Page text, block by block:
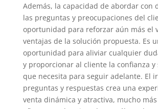
Además, la capacidad de abordar con
las preguntas y preocupaciones del
oportunidad para reforzar aún más el
ventajas de la solución propuesta. Es
oportunidad para aliviar cualquier
y proporcionar al cliente la confianza y
que necesita para seguir adelante. El
preguntas y respuestas crea una
venta dinámica y atractiva, mucho